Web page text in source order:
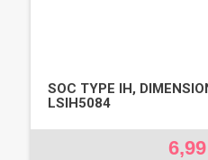
SOC TYPE IH,
LSIH5084